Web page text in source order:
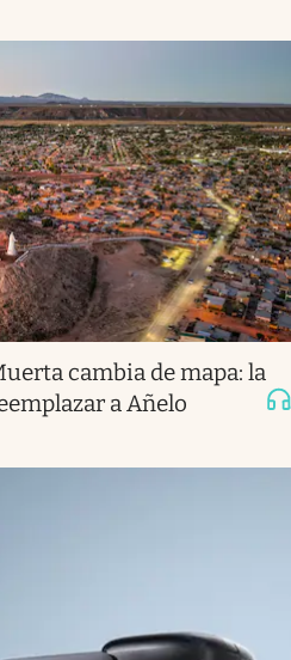
cambia de mapa: la
a Añelo